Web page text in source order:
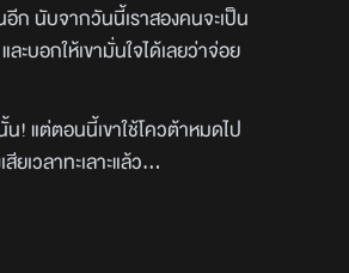
ก นับจากวันนี้เราสองคนจะเป็น
บอกให้เขามั่นใจได้เลยว่าจ่อย
! แต่ตอนนี้เขาใช้โควต้าหมดไป
ยเวลาทะเลาะแล้ว...